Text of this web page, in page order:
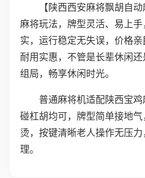
【陕西西安麻将飘胡自
麻将玩法，牌型灵活、易上
实，运行稳定无失误，价格
耐用实惠，不管是长辈休闲
组局，畅享休闲时光。
普通麻将机适配陕西宝
碰杠胡均可，牌型简单接地
烫，按键清晰老人操作无压
理。